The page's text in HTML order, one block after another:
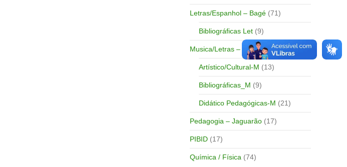
Letras/Espanhol – Bagé(71)
Bibliográficas Let(9)
Musica/Letras – Bagé(47)
Artístico/Cultural-M (13)
Bibliográficas_M (9)
Didático Pedagógicas-M (21)
Pedagogia – Jaguarão(17)
PIBID(17)
Química / Física (74)